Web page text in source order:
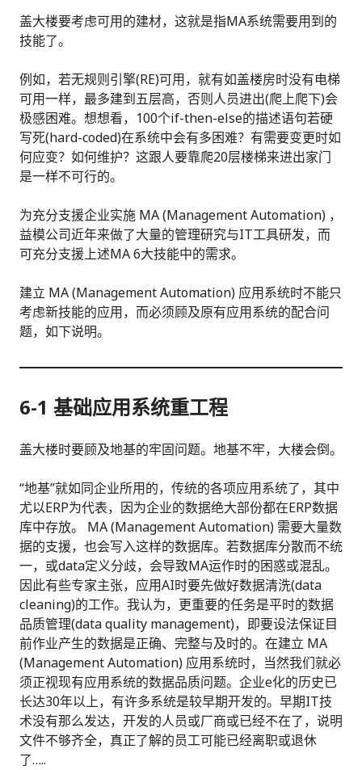
盖大楼要考虑可用的建材，这就是指MA系统需要用到的
技能了。
例如，若无规则引擎(RE)可用，就有如盖楼房时没有电梯
可用一样，最多建到五层高，否则人员进出(爬上爬下)会
极感困难。想想看，100个if-then-else的描述语句若硬
写死(hard-coded)在系统中会有多困难？有需要变更时如
何应变？如何维护？这跟人要靠爬20层楼梯来进出家门
是一样不可行的。
为充分支援企业实施 MA (Management Automation) ，
益模公司近年来做了大量的管理研究与IT工具研发，而
可充分支援上述MA 6大技能中的需求。
建立 MA (Management Automation) 应用系统时不能只
考虑新技能的应用，而必须顾及原有应用系统的配合问
题，如下说明。
6-1 基础应用系统重工程
盖大楼时要顾及地基的牢固问题。地基不牢，大楼会倒。
“地基”就如同企业所用的，传统的各项应用系统了，其中
尤以ERP为代表，因为企业的数据绝大部份都在ERP数据
库中存放。 MA (Management Automation) 需要大量数
据的支援，也会写入这样的数据库。若数据库分散而不统
一，或data定义分歧，会导致MA运作时的困惑或混乱。
因此有些专家主张，应用AI时要先做好数据清洗(data
cleaning)的工作。我认为，更重要的任务是平时的数据
品质管理(data quality management)，即要设法保证目
前作业产生的数据是正确、完整与及时的。在建立 MA
(Management Automation) 应用系统时，当然我们就必
须正视现有应用系统的数据品质问题。企业e化的历史已
长达30年以上，有许多系统是较早期开发的。早期IT技
术没有那么发达，开发的人员或厂商或已经不在了，说明
文件不够齐全，真正了解的员工可能已经离职或退休
了…..